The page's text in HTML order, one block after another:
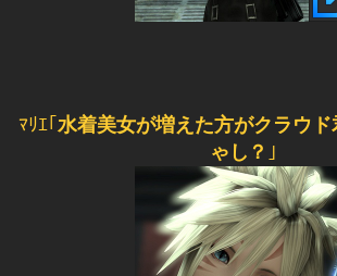
ﾏﾘｴ｢水着美女が増えた方がクラウ
ゃし？ ｣